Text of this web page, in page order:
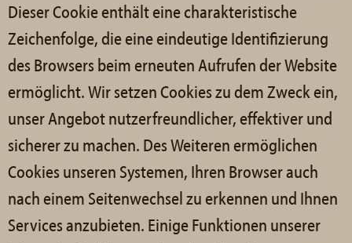
Dieser Cookie enthält eine charakteristische
Zeichenfolge, die eine eindeutige Identifizierung
des Browsers beim erneuten Aufrufen der Website
ermöglicht. Wir setzen Cookies zu dem Zweck ein,
unser Angebot nutzerfreundlicher, effektiver und
sicherer zu machen. Des Weiteren ermöglichen
Cookies unseren Systemen, Ihren Browser auch
nach einem Seitenwechsel zu erkennen und Ihnen
Services anzubieten. Einige Funktionen unserer